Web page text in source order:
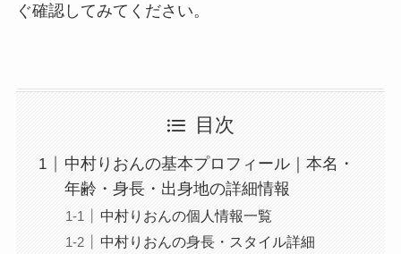
ぐ確認してみてください。
目次
中村りおんの基本プロフィール｜本名・
年齢・身長・出身地の詳細情報
中村りおんの個人情報一覧
中村りおんの身長・スタイル詳細